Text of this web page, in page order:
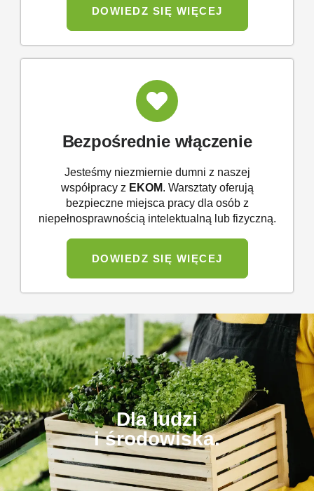
DOWIEDZ SIĘ WIĘCEJ
Bezpośrednie włączenie
Jesteśmy niezmiernie dumni z naszej
współpracy z EKOM. Warsztaty oferują
bezpieczne miejsca pracy dla osób z
niepełnosprawnością intelektualną lub fizyczną.
DOWIEDZ SIĘ WIĘCEJ
Dla ludzi
i środowiska.